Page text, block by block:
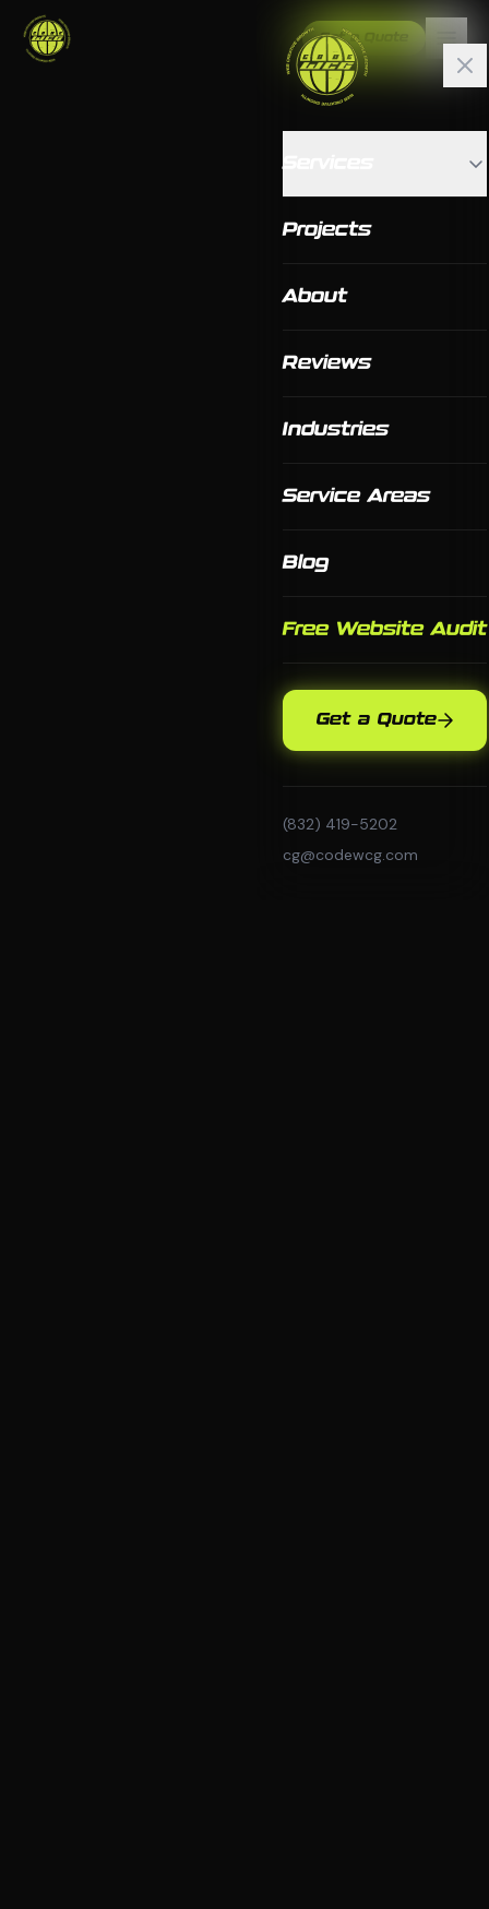
Get a Quote
Projects
About
Reviews
Industries
Service Areas
Blog
Free Website Audit
Get a Quote
(832) 419-5202
cg@codewcg.com